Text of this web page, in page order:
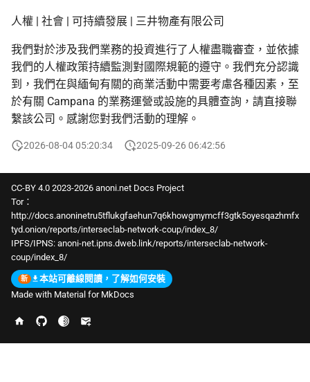
人權 | 社會 | 可持續發展 | 三井物產有限公司
我們對於涉及我們業務的投資進行了人權盡職審查，並依據
我們的人權政策持續監測對國際規範的遵守。我們充分認識
到，我們在與緬甸有關的商業活動中需要考慮各種因素，至
於有關 Campana 的業務運營或設施的具體查詢，請直接聯
繫該公司。感謝您對我們活動的理解。
2026-08-04 05:20:34 2025-09-26 06:42:56
CC-BY 4.0 2023-2026 anoni.net Docs Project
Tor：
http://docs.anoninetru5tflukgfaehun7q6khowgmymcff3gtk5oyesqazhmfx
tyd.onion/reports/interseclab-network-coup/index_8/
IPFS/IPNS: anoni-net.ipns.dweb.link/reports/interseclab-network-
coup/index_8/
本站可離線閱讀，了解如何安裝
Made with Material for MkDocs